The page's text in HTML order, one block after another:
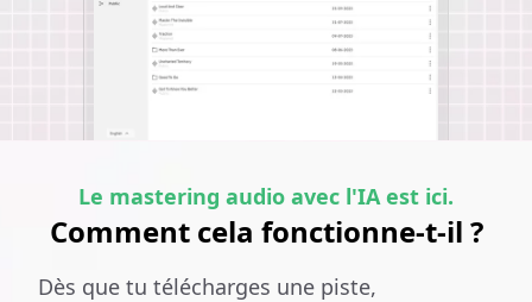
Le mastering audio avec l'IA est ici.
Comment cela fonctionne-t-il ?
Dès que tu télécharges une piste,